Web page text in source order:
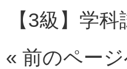
【3級】学
« 前のペー